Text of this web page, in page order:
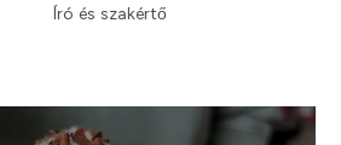
Író és szakértő